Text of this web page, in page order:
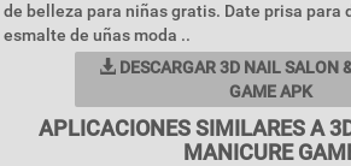
de belleza para niñas gratis. Date prisa para
esmalte de uñas moda ..
DESCARGAR 3D NAIL SALON
GAME APK
APLICACIONES SIMILARES A
MANICURE